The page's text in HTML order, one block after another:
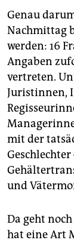
Genau
Nachmittag
werden: 16
Angaben
vertreten.
Juristinnen,
mit der
und
Da geht
hat eine Art